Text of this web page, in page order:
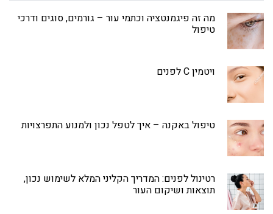
מה זה פיגמנטציה וכתמי עור – גורמים, סוגים ודרכי
טיפול
ויטמין C לפנים
טיפול באקנה – איך לטפל נכון ולמנוע התפרצויות
רטינול לפנים: המדריך הקליני המלא לשימוש נכון,
תוצאות ושיקום העור